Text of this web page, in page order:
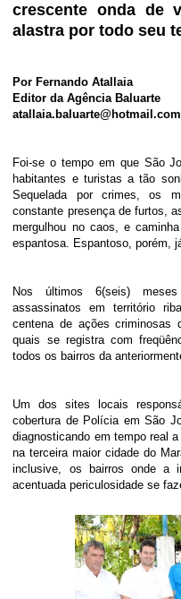
crescente onda de
alastra por todo seu
Por Fernando Atallaia
Editor da Agência Baluarte
atallaia.baluarte@hotmail.com
Foi-se o tempo em que São
habitantes e turistas a tão
Sequelada por crimes, os
constante presença de furtos,
mergulhou no caos, e
espantosa. Espantoso, porém,
Nos últimos 6(seis)
assassinatos em território
centena de ações criminosas
quais se registra com
todos os bairros da
Um dos sites locais
cobertura de Polícia em São
diagnosticando em tempo real
na terceira maior cidade do
inclusive, os bairros onde a
acentuada periculosidade se